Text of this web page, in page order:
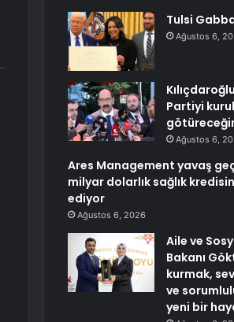
Tulsi
Ağustos 6,
Partiyi
Ağustos 6,
Ares Management yavaş
milyar dolarlık sağlık
ediyor
Ağustos 6, 2026
Aile ve
Bakanı
kurmak,
ve
yeni bir